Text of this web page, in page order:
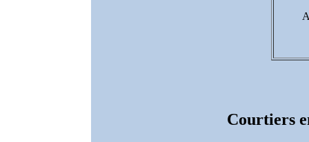
Courtiers